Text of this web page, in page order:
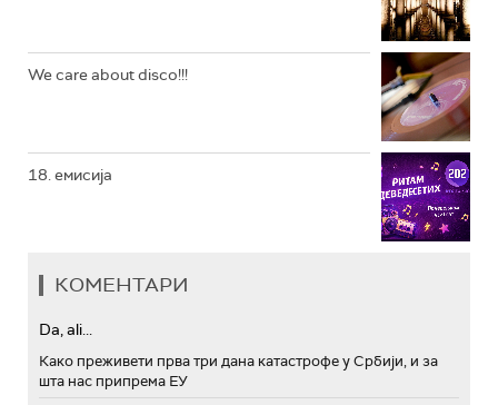
We care about disco!!!
18. емисија
КОМЕНТАРИ
Da, ali...
Како преживети прва три дана катастрофе у Србији, и за
шта нас припрема ЕУ